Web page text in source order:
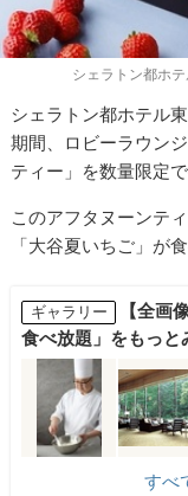
シェラトン都ホ
シェラトン都ホテル
期間、ロビーラウン
ティー」を数量限定で
このアフタヌーンテ
「大谷夏いちご」が
ギャラリー
【全画
食べ放題」をもっと
すべ